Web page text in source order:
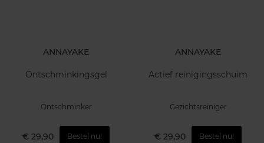
ANNAYAKE
Ontschminkingsgel
Ontschminker
€ 29,90 Bestel nu!
ANNAYAKE
Actief reinigingsschuim
Gezichtsreiniger
€ 29,90 Bestel nu!